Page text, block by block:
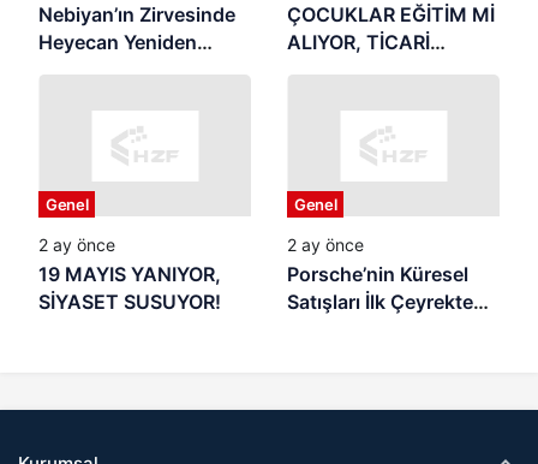
Nebiyan’ın Zirvesinde
Heyecan Yeniden
Başlıyor
ÇOCUKLAR EĞİTİM Mİ
ALIYOR, TİCARİ
REKLAMIN
OLUYOR? Yaz Tatili
Başladı: Samsun’da
Veliler Endişeli,
Denetim Nerede?
Genel
2 ay önce
19 MAYIS YANIYOR,
SİYASET SUSUYOR!
Genel
2 ay önce
Porsche’nin Küresel
Satışları İlk Çeyrekte